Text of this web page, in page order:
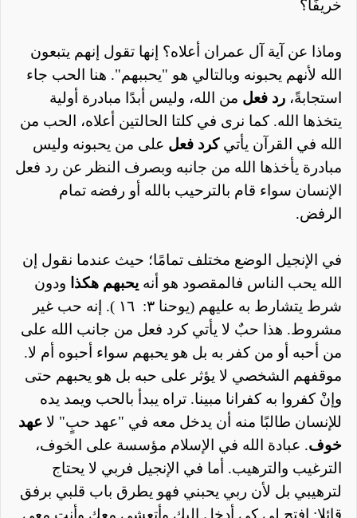
خريفًا؟
وماذا عن آية آل عمران أعلاه؟ إنها تقول إنهم يتبعون
الله لأنهم يحبونه وبالتالي هو "يحببهم". هنا الحب جاء
استجابةً، رد فعل من الله، وليس أبدًا مبادرة أولية
يتخذها الله. كما نرى في كلتا الحالتين أعلاه،
الحب من
الله في القرآن يأتيكرد فعل على من يحبونه وليس
مبادرة يأخذها الله من جانبه وبصرف النظر عن رد فعل
الإنسان سواء قام بالترحيب بالله أو رفضه تمام
الرفض.
في الإنجيل الوضع مختلف تمامًا؛ حيث عندما نقول إن
الله يحب الناس فالمقصود هو أنه يحبهم هكذا ودون
شرط يتشارط به عليهم (يوحنا ٣:
١٦ ). إنه حب غير
مشروط. هذا حبٌ لا يأتي كرد فعل من جانب الله على
من أحبه أو من كفر به بل هو يحبهم سواء أحبوه أم لا.
موقفهم الشخصي لا يؤثر على حبه بل هو يحبهم حتى
وإنْ كفروا به كفرانا مبينا. تراه يبدأ بالحب ويمد يده
للإنسان طالبًا منه أن يدخل معه في "عهد حبٍ" لا عهد
خوف. عبادة الله في الإسلام مؤسسة على الخوف،
الترغيب والترهيب. أما في الإنجيل فربي لا يحتاج
لترهيبي بل لأن ربي يحبني فهو يطرق باب قلبي برفق